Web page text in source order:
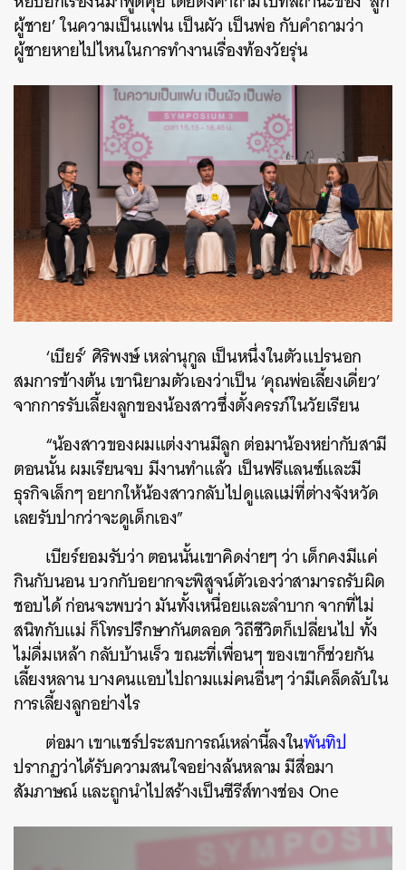
ผู้ชาย’ ในความเป็นแฟน เป็นผัว เป็นพ่อ กับคำถามว่า
ผู้ชายหายไปไหนในการทำงานเรื่องท้องวัยรุ่น
‘เบียร์’ ศิริพงษ์ เหล่านุกูล เป็นหนึ่งในตัวแปรนอก
สมการข้างต้น เขานิยามตัวเองว่าเป็น ‘คุณพ่อเลี้ยงเดี่ยว’
จากการรับเลี้ยงลูกของน้องสาวซึ่งตั้งครรภ์ในวัยเรียน
“น้องสาวของผมแต่งงานมีลูก ต่อมาน้องหย่ากับสามี
ตอนนั้น ผมเรียนจบ มีงานทำแล้ว เป็นฟรีแลนซ์และมี
ธุรกิจเล็กๆ อยากให้น้องสาวกลับไปดูแลแม่ที่ต่างจังหวัด
เลยรับปากว่าจะดูเด็กเอง”
เบียร์ยอมรับว่า ตอนนั้นเขาคิดง่ายๆ ว่า เด็กคงมีแค่
กินกับนอน บวกกับอยากจะพิสูจน์ตัวเองว่าสามารถรับผิด
ชอบได้ ก่อนจะพบว่า มันทั้งเหนื่อยและลำบาก จากที่ไม่
สนิทกับแม่ ก็โทรปรึกษากันตลอด วิถีชีวิตก็เปลี่ยนไป ทั้ง
ไม่ดื่มเหล้า กลับบ้านเร็ว ขณะที่เพื่อนๆ ของเขาก็ช่วยกัน
เลี้ยงหลาน บางคนแอบไปถามแม่คนอื่นๆ ว่ามีเคล็ดลับใน
การเลี้ยงลูกอย่างไร
ต่อมา เขาแชร์ประสบการณ์เหล่านี้ลงในพันทิป
ปรากฏว่าได้รับความสนใจอย่างล้นหลาม มีสื่อมา
สัมภาษณ์ และถูกนำไปสร้างเป็นซีรีส์ทางช่อง One